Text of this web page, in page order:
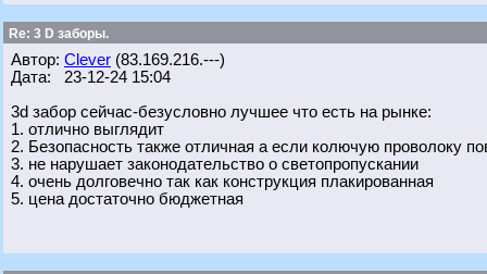
Re: 3 D заборы.
Автор: Clever (83.169.216.---)
Дата: 23-12-24 15:04
3d забор сейчас-безусловно лучшее что есть на рынке:
1. отлично выглядит
2. Безопасность также отличная а если колючую проволоку
3. не нарушает законодательство о светопропускании
4. очень долговечно так как конструкция плакированная
5. цена достаточно бюджетная